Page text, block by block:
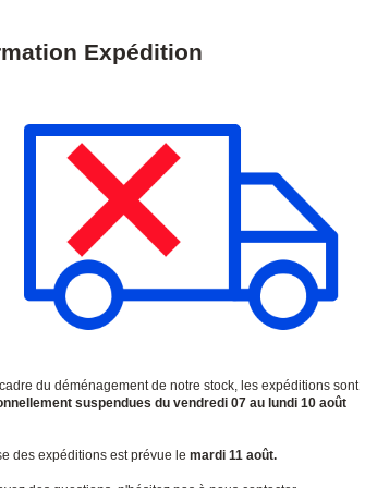
Reprise prévue le mardi 11